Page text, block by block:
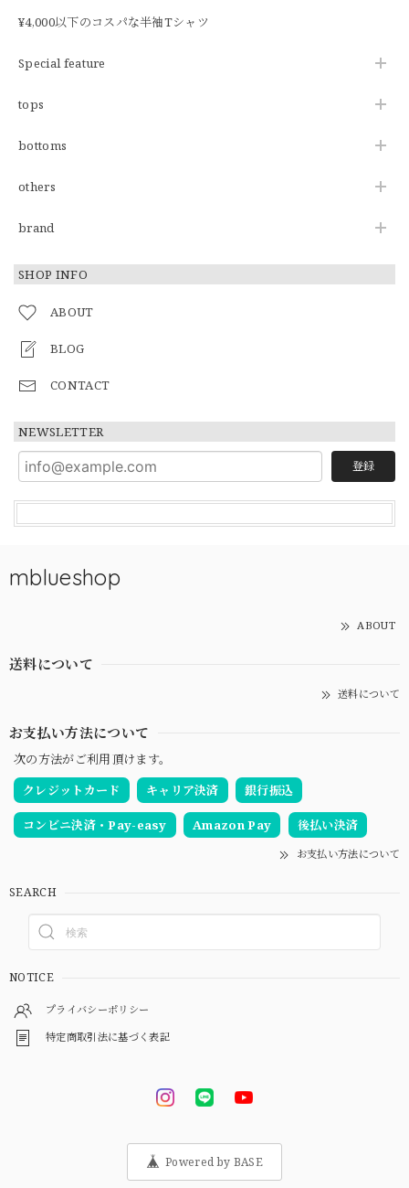
¥4,000以下のコスパな半袖Tシャツ
Special feature
tops
bottoms
others
brand
SHOP INFO
ABOUT
BLOG
CONTACT
NEWSLETTER
登録
mblueshop
ABOUT
送料について
送料について
お支払い方法について
次の方法がご利用頂けます。
クレジットカード
キャリア決済 銀行振込
コンビニ決済・Pay-easy Amazon Pay 後払い決済
お支払い方法について
SEARCH
NOTICE
プライバシーポリシー
特定商取引法に基づく表記
Powered by BASE